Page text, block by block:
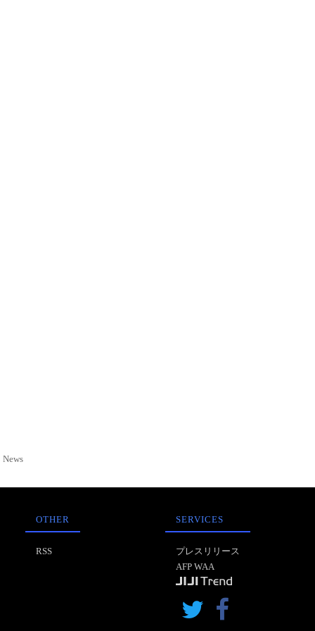
OTHER
RSS
SERVICES
プレスリリース
AFP WAA